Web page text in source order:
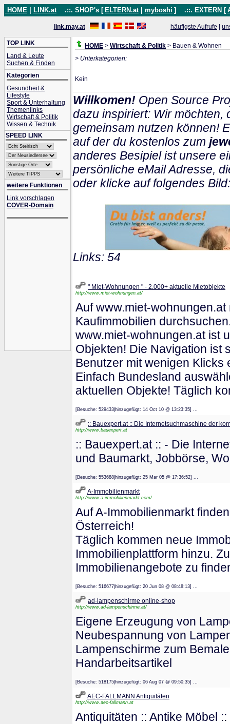
HOME LINK.at .::. SHOP's [ ELTERN.at myboshi ] .::. EXTERN [
link.may.at häufigste Aufrufe
TOP LINK
Land & Leute
Suchen & Finden
Kategorien
Gesundheit &
Lifestyle
Sport & Unterhaltung
Themenlinks
Wirtschaft & Politik
Wissen & Technik
SPEED LINK
weitere Funktionen
Link vorschlagen
COVER-Domain
HOME > Wirtschaft & Politik > Bauen & Wohnen
> Unterkategorien:
Kein
Willkomen! Open Source
dazu inspiriert: Wir möchten,
gemeinsam nutzen können!
auf der du kostenlos zum
anderes Besipiel ist unsere
persönliche eMail Adresse,
oder klicke auf folgendes Bild:
Links: 54
" Miet-Wohnungen " - 2.000+ aktuelle Mietobjekte
http://www.miet-wohnungen.at/
Auf www.miet-
Kaufimmobilien
www.miet-wohnungen.at ist
Objekten! Die Navigation ist
Benutzer mit wenigen Klicks
Einfach Bundesland
aktuellen Objekte! Täglich
[Besuche: 529433|hinzugefügt: 14 Oct 10 @ 13:23:35] ...
:: Bauexpert.at :: Die Internetsuchmaschine der
http://www.bauexpert.at
:: Bauexpert.at :: - Die
und Baumarkt, Jobbörse,
[Besuche: 553688|hinzugefügt: 25 Mar 05 @ 17:36:52] ...
A-Immobilienmarkt
http://www.a-immobilienmarkt.com/
Auf A-Immobilienmarkt
Österreich!
Täglich kommen neue
Immobilienplattform hinzu.
Immobilienangebote zu
[Besuche: 516677|hinzugefügt: 20 Jun 08 @ 08:48:13] ...
ad-lampenschirme online-shop
http://www.ad-lampenschirme.at/
Eigene Erzeugung von
Neubespannung von
Lampenschirme zum
Handarbeitsartikel
[Besuche: 518175|hinzugefügt: 06 Aug 07 @ 09:50:35] ...
AEC-FALLMANN Antiquitäten
http://www.aec-fallmann.at
Antiquitäten :: Antike Möbel